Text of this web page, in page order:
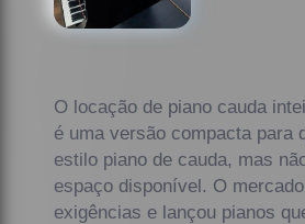
O locação de piano cauda
é uma versão compacta para
estilo piano de cauda, mas
espaço disponível. O
exigências e lançou pianos